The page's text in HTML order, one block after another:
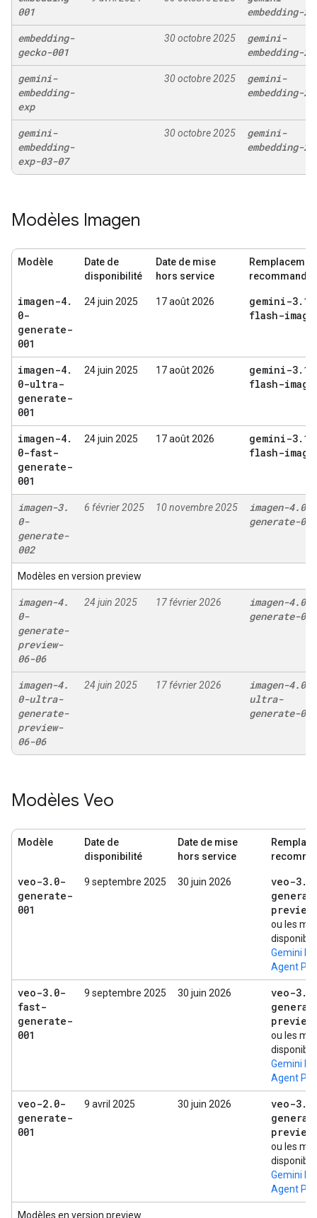
001
embedding-2
embedding-
gecko-001
30 octobre 2025
gemini-
embedding-2
gemini-
embedding-
exp
30 octobre 2025
gemini-
embedding-2
gemini-
embedding-
exp-03-07
30 octobre 2025
gemini-
embedding-2
Modèles Imagen
Modèle
Date de
disponibilité
Date de mise
hors service
recommandé
imagen-4.
0-
generate-
001
24 juin 2025 17 août 2026 gemini-3. 1-
flash-image
imagen-4.
0-ultra-
generate-
001
24 juin 2025 17 août 2026 gemini-3. 1-
flash-image
imagen-4.
0-fast-
generate-
001
24 juin 2025 17 août 2026 gemini-3. 1-
flash-image
imagen-3.
0-
generate-
002
6 février 2025 10 novembre 2025 imagen-4.0-
generate-001
Modèles en version preview
imagen-4.
0-
generate-
preview-
06-06
24 juin 2025 17 février 2026 imagen-4.0-
generate-001
imagen-4.
0-ultra-
generate-
preview-
06-06
24 juin 2025 17 février 2026 imagen-4.0-
ultra-
generate-001
Modèles Veo
Modèle
Date de
disponibilité
Date de mise
hors service
veo-3. 0-
generate-
001
9 septembre 2025 30 juin 2026 veo-3.
preview
ou les
Gemini
Agent
veo-3. 0-
fast-
generate-
001
9 septembre 2025 30 juin 2026 veo-3.
preview
ou les
Gemini
Agent
veo-2. 0-
generate-
001
9 avril 2025 30 juin 2026 veo-3.
preview
ou les
Gemini
Agent
Modèles en version preview